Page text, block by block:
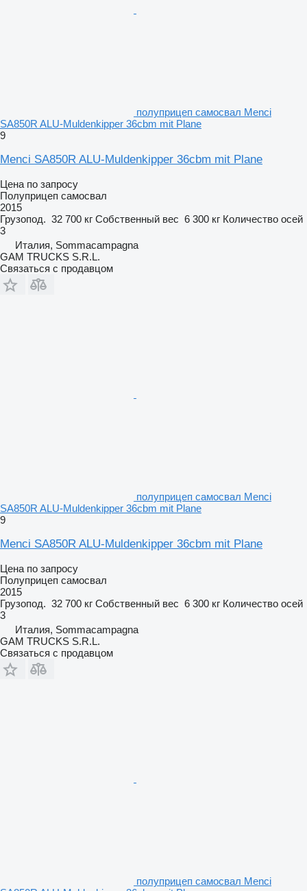
полуприцеп самосвал Menci
SA850R ALU-Muldenkipper 36cbm mit Plane
9
Menci SA850R ALU-Muldenkipper 36cbm mit Plane
Цена по запросу
Полуприцеп самосвал
2015
Грузопод. 32 700 кг Собственный вес 6 300 кг Количество осей
3
Италия, Sommacampagna
GAM TRUCKS S.R.L.
Связаться с продавцом
полуприцеп самосвал Menci
SA850R ALU-Muldenkipper 36cbm mit Plane
9
Menci SA850R ALU-Muldenkipper 36cbm mit Plane
Цена по запросу
Полуприцеп самосвал
2015
Грузопод. 32 700 кг Собственный вес 6 300 кг Количество осей
3
Италия, Sommacampagna
GAM TRUCKS S.R.L.
Связаться с продавцом
полуприцеп самосвал Menci